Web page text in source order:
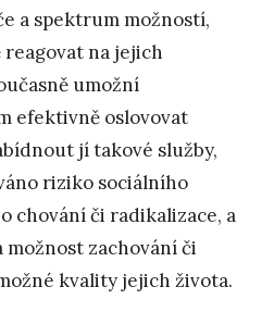
a spektrum možností,
na jejich
umožní
efektivně oslovovat
jí takové služby,
riziko sociálního
chování či radikalizace, a
možnost zachování či
kvality jejich života.